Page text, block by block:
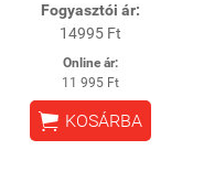
Fogyasztói ár:
14995 Ft
Online ár:
11 995 Ft
 KOSÁRBA